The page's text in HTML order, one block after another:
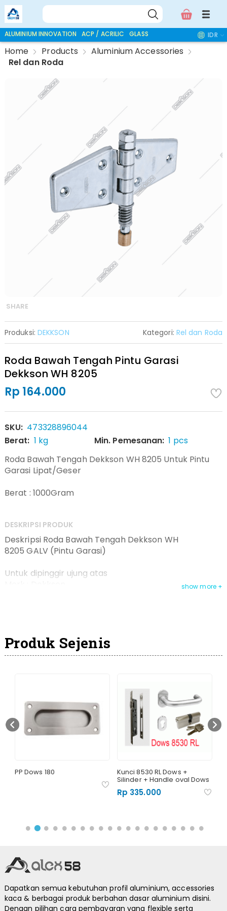
ALUMINIUM INNOVATION ACP / ACRILIC GLASS ACCESSORIES IDR
Home Products
Aluminium Accessories
Rel dan Roda
SHARE
Produksi: DEKKSON Kategori: Rel dan Roda
Roda Bawah Tengah Pintu Garasi
Dekkson WH 8205
Rp 164.000
SKU: 473328896044
Berat: 1 kg Min. Pemesanan: 1 pcs
Roda Bawah Tengah Dekkson WH 8205 Untuk Pintu
Garasi Lipat/Geser
Berat : 1000Gram
DESKRIPSI PRODUK
Deskripsi Roda Bawah Tengah Dekkson WH
8205 GALV (Pintu Garasi)
Untuk dipinggir ujung atas
Produk Sejenis
PP Dows 180 Kunci 8530 RL Dows +
Silinder + Handle oval Dows
Rp 335.000
Dapatkan semua kebutuhan profil aluminium, accessories
kaca & berbagai produk berbahan dasar aluminium disini.
Dengan pilihan cara pembayaran yang flexible serta